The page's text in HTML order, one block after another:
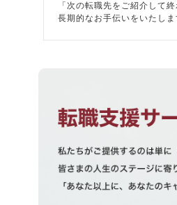
「次の転職先をご紹介して
長期的なお手伝いをいたしま